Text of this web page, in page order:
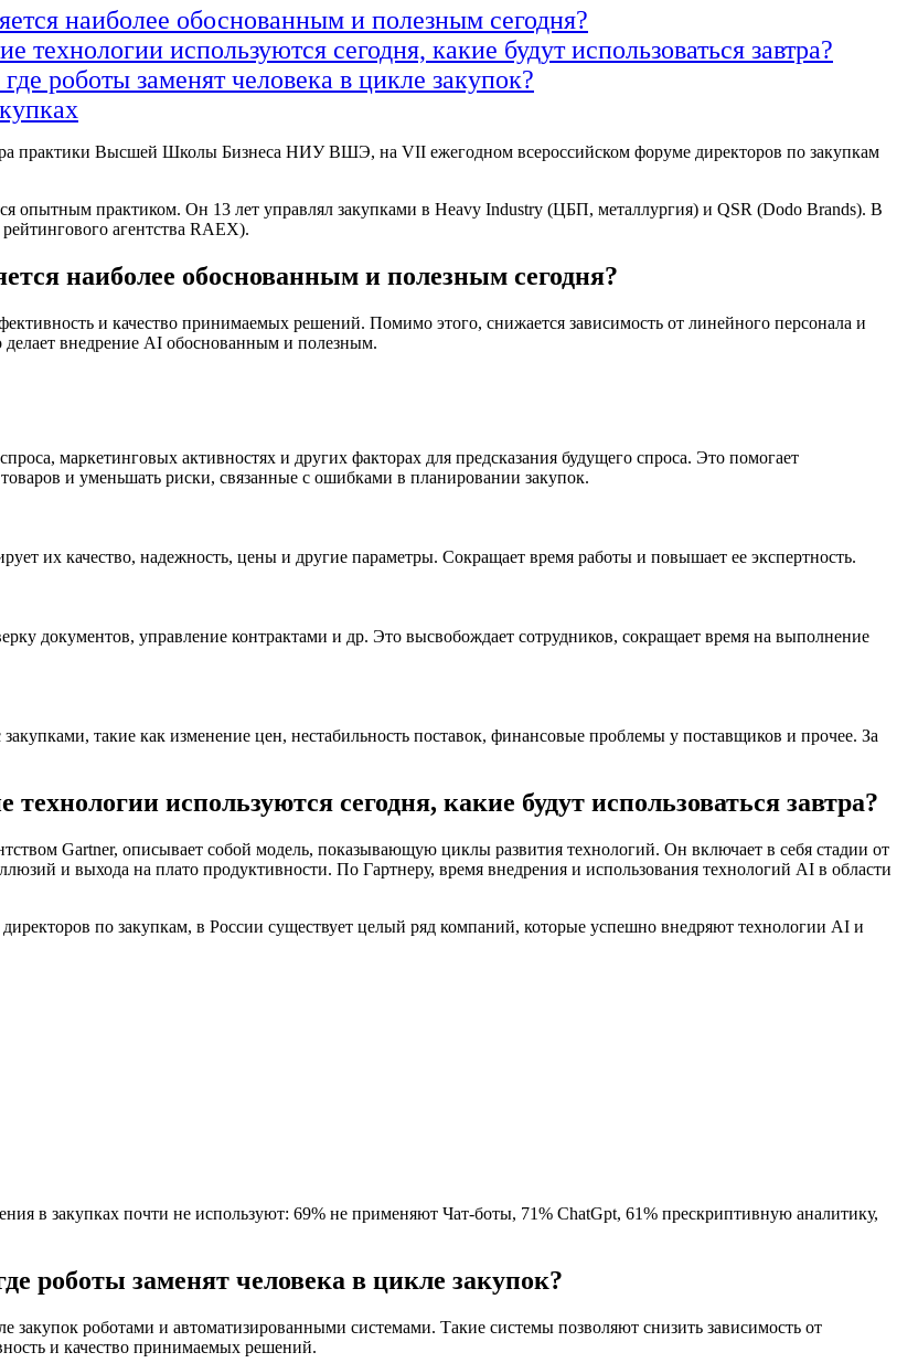
наиболее обоснованным и полезным сегодня?
технологии используются сегодня, какие будут использоваться завтра?
роботы заменят человека в цикле закупок?
практики Высшей Школы Бизнеса НИУ ВШЭ, на VII ежегодном всероссийском форуме директоров по закупкам
опытным практиком. Он 13 лет управлял закупками в Heavy Industry (ЦБП, металлургия) и QSR (Dodo Brands). В
агентства RAEX).
наиболее обоснованным и полезным сегодня?
и качество принимаемых решений. Помимо этого, снижается зависимость от линейного персонала и
внедрение AI обоснованным и полезным.
маркетинговых активностях и других факторах для предсказания будущего спроса. Это помогает
и уменьшать риски, связанные с ошибками в планировании закупок.
их качество, надежность, цены и другие параметры. Сокращает время работы и повышает ее экспертность.
документов, управление контрактами и др. Это высвобождает сотрудников, сокращает время на выполнение
такие как изменение цен, нестабильность поставок, финансовые проблемы у поставщиков и прочее. За
используются сегодня, какие будут использоваться завтра?
Gartner, описывает собой модель, показывающую циклы развития технологий. Он включает в себя стадии от
и выхода на плато продуктивности. По Гартнеру, время внедрения и использования технологий AI в области
по закупкам, в России существует целый ряд компаний, которые успешно внедряют технологии AI и
в закупках почти не используют: 69% не применяют Чат-боты, 71% ChatGpt, 61% прескриптивную аналитику,
роботы заменят человека в цикле закупок?
закупок роботами и автоматизированными системами. Такие системы позволяют снизить зависимость от
и качество принимаемых решений.